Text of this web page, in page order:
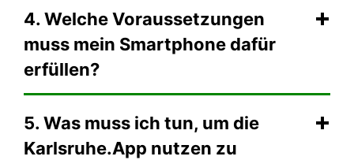
4. Welche Voraussetzungen
muss mein Smartphone dafür
erfüllen?
5. Was muss ich tun, um die
Karlsruhe.App nutzen zu